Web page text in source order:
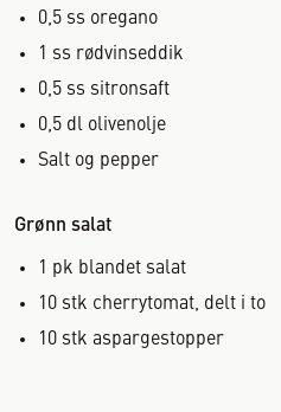
0,5 ss oregano
1
ss rødvinseddik
0,5 ss sitronsaft
0,5 dl olivenolje
Salt og pepper
Grønn salat
1 pk blandet salat
10 stk cherrytomat, delt i to
10 stk aspargestopper